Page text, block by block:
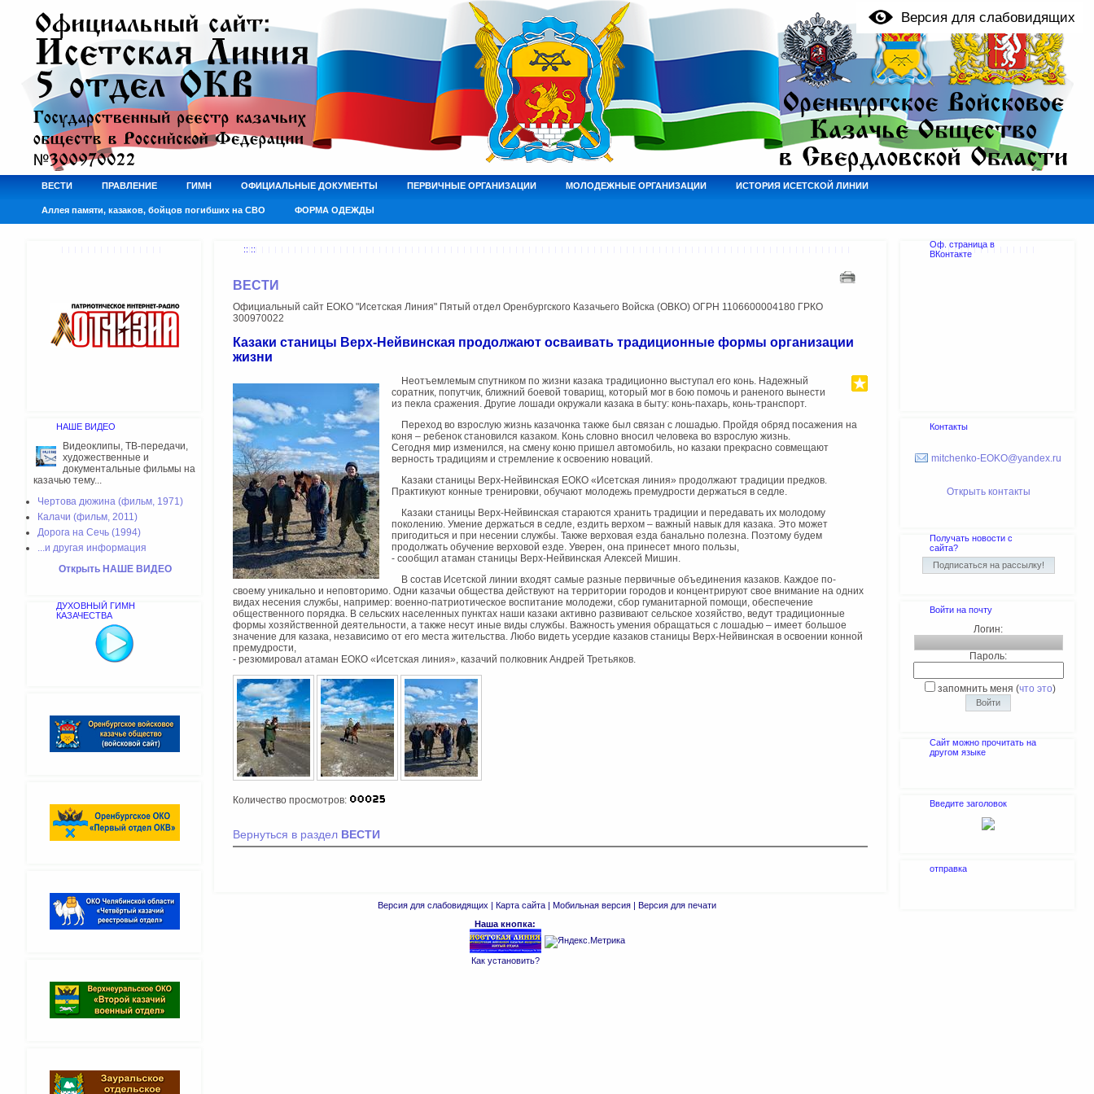
Версия для слабовидящих
ВЕСТИ ПРАВЛЕНИЕ ГИМН ОФИЦИАЛЬНЫЕ ДОКУМЕНТЫ ПЕРВИЧНЫЕ ОРГАНИЗАЦИИ МОЛОДЕЖНЫЕ ОРГАНИЗАЦИИ ИСТОРИЯ ИСЕТСКОЙ ЛИНИИ
Аллея памяти, казаков, бойцов погибших на СВО ФОРМА ОДЕЖДЫ
НАШЕ ВИДЕО
Видеоклипы, ТВ-передачи,
художественные и
документальные фильмы на
казачью тему...
Чертова дюжина (фильм, 1971)
Калачи (фильм, 2011)
Дорога на Сечь (1994)
...и другая информация
Открыть НАШЕ ВИДЕО
ДУХОВНЫЙ ГИМН
КАЗАЧЕСТВА
:: ::
ВЕСТИ
Официальный сайт ЕОКО "Исетская Линия" Пятый отдел Оренбургского Казачьего Войска (ОВКО) ОГРН 1106600004180 ГРКО
300970022
Казаки станицы Верх-Нейвинская продолжают осваивать традиционные формы организации
жизни
Неотъемлемым спутником по жизни казака традиционно выступал его конь. Надежный
соратник, попутчик, ближний боевой товарищ, который мог в бою помочь и раненого вынести
из пекла сражения. Другие лошади окружали казака в быту: конь-пахарь, конь-транспорт.
Переход во взрослую жизнь казачонка также был связан с лошадью. Пройдя обряд посажения на
коня – ребенок становился казаком. Конь словно вносил человека во взрослую жизнь.
Сегодня мир изменился, на смену коню пришел автомобиль, но казаки прекрасно совмещают
верность традициям и стремление к освоению новаций.
Казаки станицы Верх-Нейвинская ЕОКО «Исетская линия» продолжают традиции предков.
Практикуют конные тренировки, обучают молодежь премудрости держаться в седле.
Казаки станицы Верх-Нейвинская стараются хранить традиции и передавать их молодому
поколению. Умение держаться в седле, ездить верхом – важный навык для казака. Это может
пригодиться и при несении службы. Также верховая езда банально полезна. Поэтому будем
продолжать обучение верховой езде. Уверен, она принесет много пользы,
- сообщил атаман станицы Верх-Нейвинская Алексей Мишин.
В состав Исетской линии входят самые разные первичные объединения казаков. Каждое по-
своему уникально и неповторимо. Одни казачьи общества действуют на территории городов и концентрируют свое внимание на одних
видах несения службы, например: военно-патриотическое воспитание молодежи, сбор гуманитарной помощи, обеспечение
общественного порядка. В сельских населенных пунктах наши казаки активно развивают сельское хозяйство, ведут традиционные
формы хозяйственной деятельности, а также несут иные виды службы. Важность умения обращаться с лошадью – имеет большое
значение для казака, независимо от его места жительства. Любо видеть усердие казаков станицы Верх-Нейвинская в освоении конной
премудрости,
- резюмировал атаман ЕОКО «Исетская линия», казачий полковник Андрей Третьяков.
Количество просмотров:
Вернуться в раздел ВЕСТИ
Версия для слабовидящих | Карта сайта | Мобильная версия | Версия для печати
Наша кнопка:
Как установить?
Оф. страница в
ВКонтакте
Контакты
mitchenko-EOKO@yandex.ru
Открыть контакты
Получать новости с
сайта?
Войти на почту
Логин:
Пароль:
запомнить меня (что это)
Сайт можно прочитать на
другом языке
Введите заголовок
отправка